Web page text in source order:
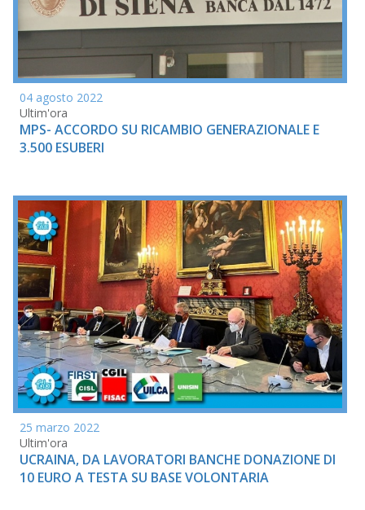
04 agosto 2022
Ultim'ora
MPS- ACCORDO SU RICAMBIO GENERAZIONALE E
3.500 ESUBERI
25 marzo 2022
Ultim'ora
UCRAINA, DA LAVORATORI BANCHE DONAZIONE DI
10 EURO A TESTA SU BASE VOLONTARIA